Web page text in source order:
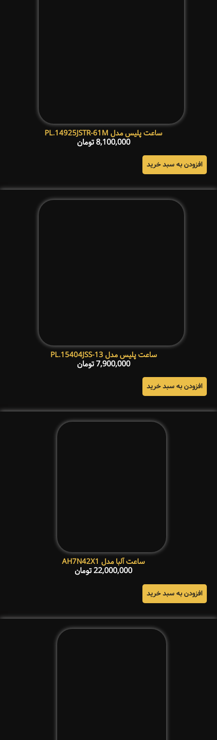
ساعت پلیس مدل PL.14925JSTR-61M
8,100,000تومان
افزودن به سبد خرید
ساعت پلیس مدل PL.15404JSS-13
7,900,000تومان
افزودن به سبد خرید
ساعت آلبا مدل AH7N42X1
22,000,000تومان
افزودن به سبد خرید